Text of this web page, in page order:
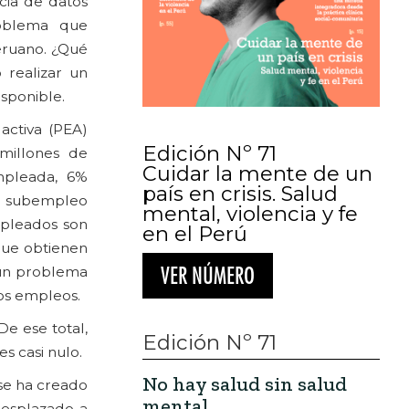
que
¿Qué
realizar un
(PEA)
de
6%
subempleo
son
obtienen
problema
empleos.
ese total,
casi nulo.
ha creado
Edición Nº 71
Cuidar la mente de un
país en crisis. Salud
mental, violencia y fe
en el Perú
VER NÚMERO
Edición Nº 71
No hay salud sin salud